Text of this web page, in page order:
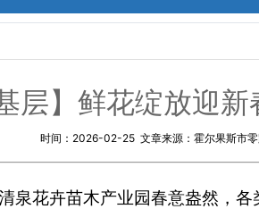
层】鲜花绽放迎
时间： 2026-02-25 文章来源：霍尔果斯市
泉花卉苗木产业园春意盎然，